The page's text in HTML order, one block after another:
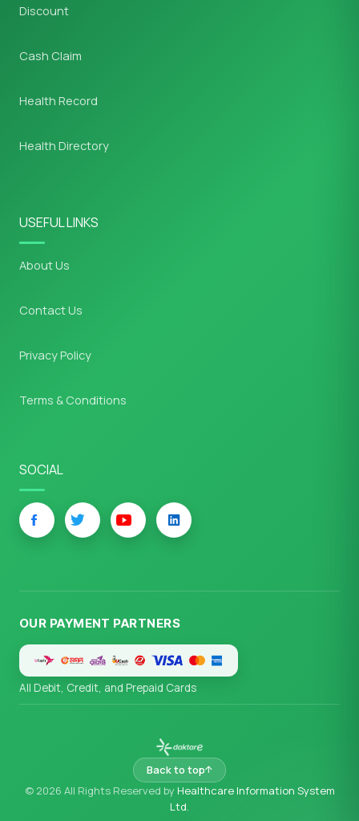
Discount
Cash Claim
Health Record
Health Directory
USEFUL LINKS
About Us
Contact Us
Privacy Policy
Terms & Conditions
SOCIAL
OUR PAYMENT PARTNERS
All Debit, Credit, and Prepaid Cards
© 2026 All Rights Reserved by Healthcare Information System
Ltd.
Back to top